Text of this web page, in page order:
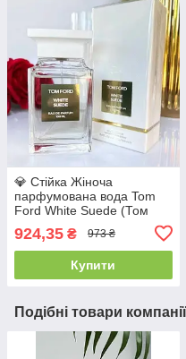
💎 Стійка Жіноча
парфумована вода Tom
Ford White Suede (Том
Форд Вайт Сюед) 100 мл
924,35 ₴ 973 ₴
Купити
Подібні товари компанії